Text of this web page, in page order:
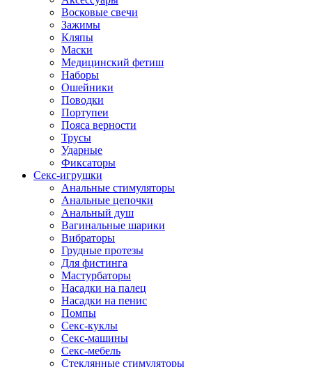
Восковые свечи
Зажимы
Кляпы
Маски
Медицинский фетиш
Наборы
Ошейники
Поводки
Портупеи
Пояса верности
Трусы
Ударные
Фиксаторы
Секс-игрушки
Анальные стимуляторы
Анальные цепочки
Анальный душ
Вагинальные шарики
Вибраторы
Грудные протезы
Для фистинга
Мастурбаторы
Насадки на палец
Насадки на пенис
Помпы
Секс-куклы
Секс-машины
Секс-мебель
Стеклянные стимуляторы